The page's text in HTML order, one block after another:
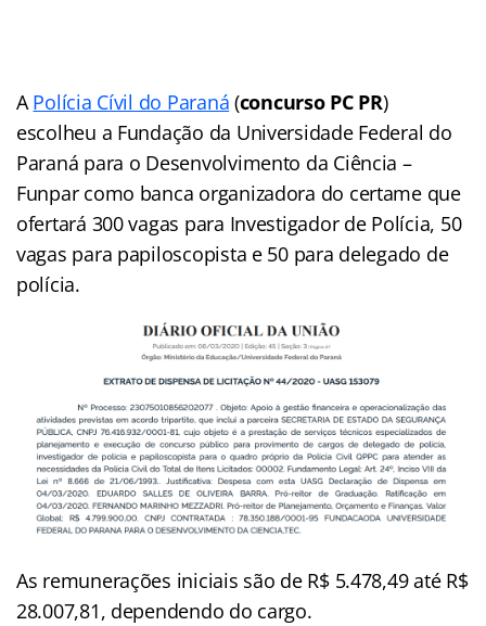
APolícia Cívil do Paraná (concurso PC PR)
escolheu a Fundação da Universidade Federal do
Paraná para o Desenvolvimento da Ciência –
Funpar como banca organizadora do certame que
ofertará 300 vagas para Investigador de Polícia, 50
vagas para papiloscopista e 50 para delegado de
polícia.
As remunerações iniciais são de R$ 5.478,49 até R$
28.007,81, dependendo do cargo.